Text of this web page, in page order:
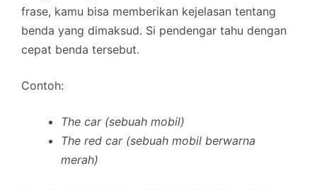
frase, kamu bisa memberikan kejelasan tentang
benda yang dimaksud. Si pendengar tahu dengan
cepat benda tersebut.
Contoh:
The car (sebuah mobil)
The red car (sebuah mobil berwarna
merah)